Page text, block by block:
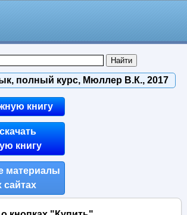
полный курс, Мюллер В.К., 2017
книгу
книгу
материалы
сайтах